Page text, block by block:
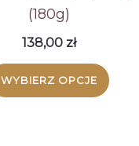
(180g)
138,00 zł
WYBIERZ OPCJE